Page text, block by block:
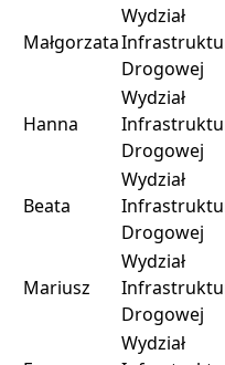
Małgorzata
Wydział
Drogowej
Hanna
Wydział
Drogowej
Beata
Wydział
Drogowej
Mariusz
Wydział
Drogowej
Wydział